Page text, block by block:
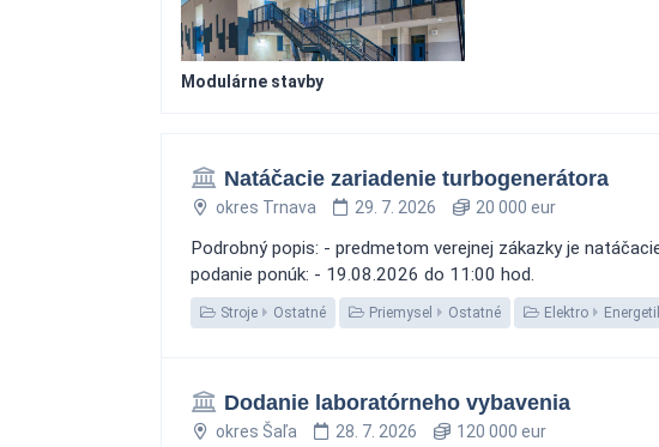
Modulárne stavby
Natáčacie zariadenie turbogenerátora
okres Trnava 29. 7. 2026 20 000 eur
Podrobný popis: - predmetom verejnej zákazky je
podanie ponúk: - 19.08.2026 do 11:00 hod.
Stroje Ostatné Priemysel Ostatné Elektro
Dodanie laboratórneho vybavenia
okres Šaľa 28. 7. 2026 120 000 eur